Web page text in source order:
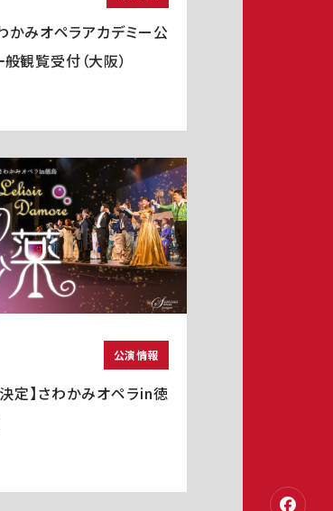
かみオペラアカデミー公
観覧受付（大阪）
公演情報
定】さわかみオペラin徳